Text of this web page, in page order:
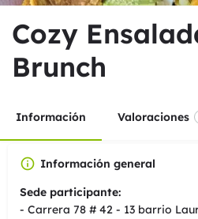
Cozy
Brunch
Información Valoraciones
Información general
Sede participante:
- Carrera 78 # 42 - 13 barrio